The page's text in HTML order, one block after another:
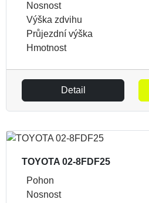
Nosnost
Výška zdvihu
Průjezdní výška
Hmotnost
Detail
TOYOTA 02-8FDF25
Pohon
Nosnost